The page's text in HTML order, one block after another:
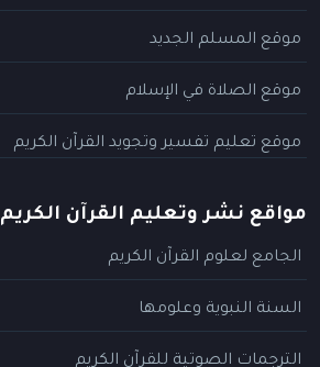
موقع المسلم الجديد
موقع الصلاة في الإسلام
موقع تعليم تفسير وتجويد القرآن الكريم
مواقع نشر وتعليم القرآن الكريم
الجامع لعلوم القرآن الكريم
السنة النبوية وعلومها
الترجمات الصوتية للقرآن الكريم